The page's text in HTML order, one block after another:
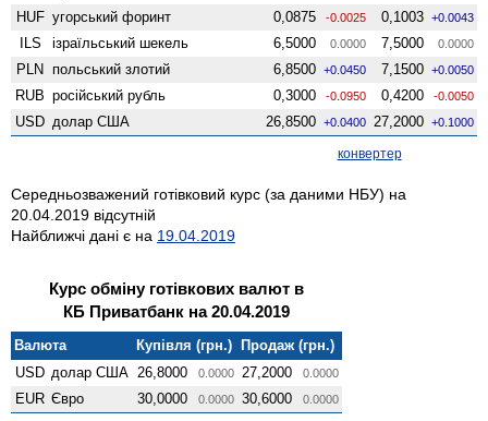
HUF угорський форинт 0,0875 -0.0025 0,1003 +0.0043
ILS ізраїльський шекель 6,5000 0.0000 7,5000 0.0000
PLN польський злотий 6,8500 +0.0450 7,1500 +0.0050
RUB російський рубль 0,3000 -0.0950 0,4200 -0.0050
USD долар США 26,8500 +0.0400 27,2000 +0.1000
конвертер
Середньозважений готівковий курс (за даними НБУ) на
20.04.2019 відсутній
Найближчі дані є на 19.04.2019
Курс обміну готівкових валют в
КБ Приватбанк на 20.04.2019
Валюта Купівля (грн.) Продаж (грн.)
USD долар США 26,8000 0.0000 27,2000 0.0000
EUR Євро 30,0000 0.0000 30,6000 0.0000